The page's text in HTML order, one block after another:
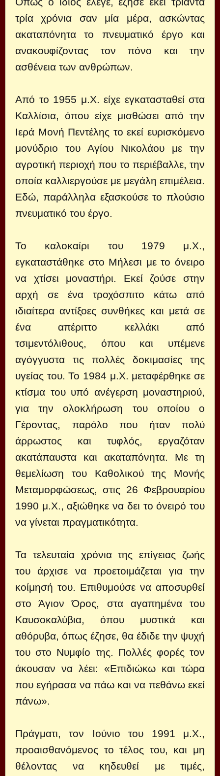
τρία χρόνια σαν μία μέρα, ασκώντας
ακαταπόνητα το πνευματικό έργο και
ανακουφίζοντας τον πόνο και την
ασθένεια των ανθρώπων.
Από το 1955 μ.Χ. είχε εγκατασταθεί στα
Καλλίσια, όπου είχε μισθώσει από την
Ιερά Μονή Πεντέλης το εκεί ευρισκόμενο
μονύδριο του Αγίου Νικολάου με την
αγροτική περιοχή που το περιέβαλλε, την
οποία καλλιεργούσε με μεγάλη επιμέλεια.
Εδώ, παράλληλα εξασκούσε το πλούσιο
πνευματικό του έργο.
Το καλοκαίρι του 1979 μ.Χ.,
εγκαταστάθηκε στο Μήλεσι με το όνειρο
να χτίσει μοναστήρι. Εκεί ζούσε στην
αρχή σε ένα τροχόσπιτο κάτω από
ιδιαίτερα αντίξοες συνθήκες και μετά σε
ένα απέριττο κελλάκι από
τσιμεντόλιθους, όπου και υπέμενε
αγόγγυστα τις πολλές δοκιμασίες της
υγείας του. Το 1984 μ.Χ. μεταφέρθηκε σε
κτίσμα του υπό ανέγερση μοναστηριού,
για την ολοκλήρωση του οποίου ο
Γέροντας, παρόλο που ήταν πολύ
άρρωστος και τυφλός, εργαζόταν
ακατάπαυστα και ακαταπόνητα. Με τη
θεμελίωση του Καθολικού της Μονής
Μεταμορφώσεως, στις 26 Φεβρουαρίου
1990 μ.Χ., αξιώθηκε να δει το όνειρό του
να γίνεται πραγματικότητα.
Τα τελευταία χρόνια της επίγειας ζωής
του άρχισε να προετοιμάζεται για την
κοίμησή του. Επιθυμούσε να αποσυρθεί
στο Άγιον Όρος, στα αγαπημένα του
Καυσοκαλύβια, όπου μυστικά και
αθόρυβα, όπως έζησε, θα έδιδε την ψυχή
του στο Νυμφίο της. Πολλές φορές τον
άκουσαν να λέει: «Επιδιώκω και τώρα
που εγήρασα να πάω και να πεθάνω εκεί
πάνω».
Πράγματι, τον Ιούνιο του 1991 μ.Χ.,
προαισθανόμενος το τέλος του, και μη
θέλοντας να κηδευθεί με τιμές,